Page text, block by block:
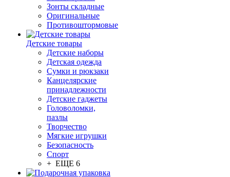
Зонты складные
Оригинальные
Противоштормовые
Детские товары
Детские наборы
Детская одежда
Сумки и рюкзаки
Канцелярские
принадлежности
Детские гаджеты
Головоломки,
пазлы
Творчество
Мягкие игрушки
Безопасность
Спорт
+ ЕЩЕ 6